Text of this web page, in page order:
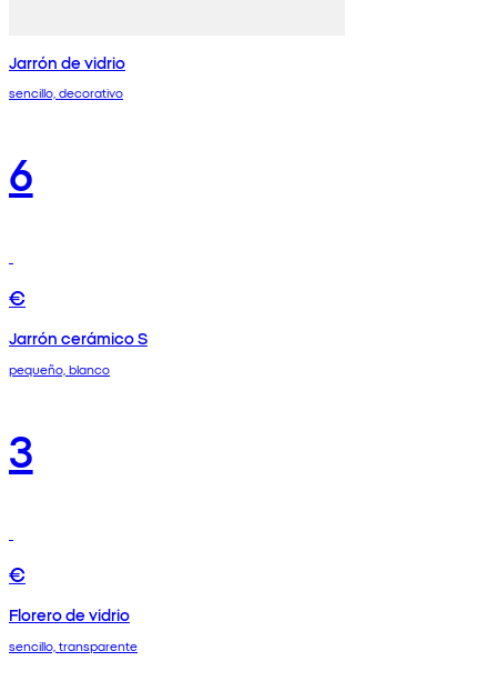
Jarrón de vidrio
sencillo, decorativo
6
€
Jarrón cerámico S
pequeño, blanco
3
€
Florero de vidrio
sencillo, transparente